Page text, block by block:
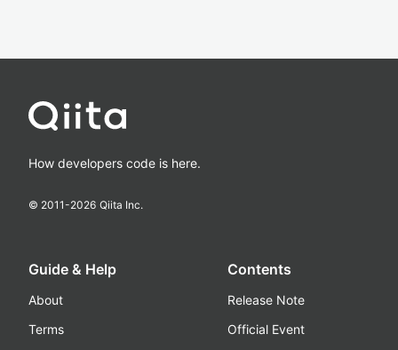
How developers code is here.
© 2011-2026 Qiita Inc.
Guide & Help
About
Terms
Contents
Release Note
Official Event